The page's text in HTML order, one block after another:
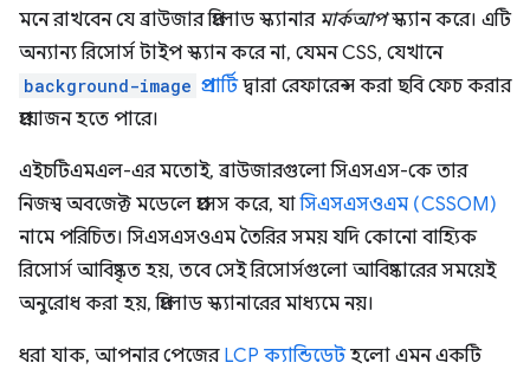
মনে রাখবেন যে ব্রাউজার প্রিলোড স্ক্যানার মার্কআপস্ক্যান করে। এটি
অন্যান্য রিসোর্স টাইপ স্ক্যান করে না, যেমন CSS, যেখানে
background-image প্রপার্টিদ্বারা রেফারেন্স করা ছবি ফেচ করার
প্রয়োজন হতে পারে।
এইচটিএমএল-এর মতোই, ব্রাউজারগুলো সিএসএস-কে তার
নিজস্ব অবজেক্ট মডেলে প্রসেস করে, যাসিএসএসওএম (CSSOM)
নামে পরিচিত। সিএসএসওএম তৈরির সময় যদি কোনো বাহ্যিক
রিসোর্স আবিষ্কৃত হয়, তবে সেই রিসোর্সগুলো আবিষ্কারের সময়েই
অনুরোধ করা হয়, প্রিলোড স্ক্যানারের মাধ্যমে নয়।
ধরা যাক, আপনার পেজের LCP ক্যান্ডিডেটহলো এমন একটি